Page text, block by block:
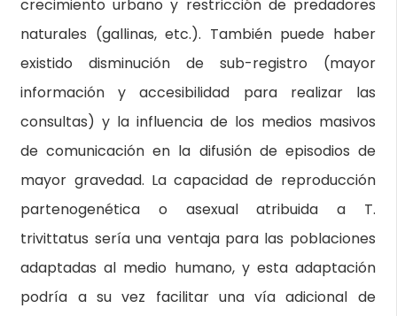
crecimiento urbano y restricción de predadores
naturales (gallinas, etc.). También puede haber
existido disminución de sub-registro (mayor
información y accesibilidad para realizar las
consultas) y la influencia de los medios masivos
de comunicación en la difusión de episodios de
mayor gravedad. La capacidad de reproducción
partenogenética o asexual atribuida a T.
trivittatus sería una ventaja para las poblaciones
adaptadas al medio humano, y esta adaptación
podría a su vez facilitar una vía adicional de